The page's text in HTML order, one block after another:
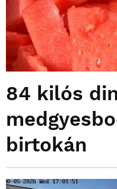
84 kilós
birtokán